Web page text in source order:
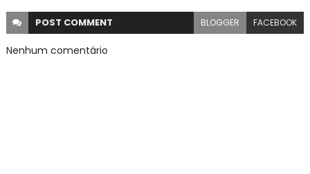
POST COMMENT BLOGGER FACEBOOK
Nenhum comentário